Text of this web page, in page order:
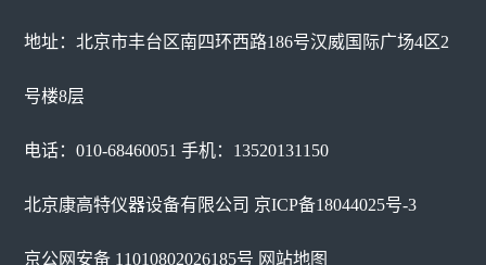
地址：北京市丰台区南四环西路186号汉威国际广场4区2
号楼8层
电话：010-68460051 手机：13520131150
北京康高特仪器设备有限公司 京ICP备18044025号-3
京公网安备 11010802026185号 网站地图